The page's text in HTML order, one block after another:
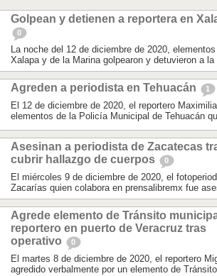
Golpean y detienen a reportera en
0
La noche del 12 de diciembre de 2020,
Xalapa y de la Marina golpearon y detuvieron a la
Agreden a periodista en Tehuacán 1
El 12 de diciembre de 2020, el reportero
elementos de la Policía Municipal de Tehuacán
Asesinan a periodista de Zacatecas
cubrir hallazgo de cuerpos
0
El miércoles 9 de diciembre de 2020, el
Zacarías quien colabora en prensalibremx fue
Agrede elemento de Tránsito
reportero en puerto de Veracruz tras
operativo
0
El martes 8 de diciembre de 2020, el reportero
agredido verbalmente por un elemento de